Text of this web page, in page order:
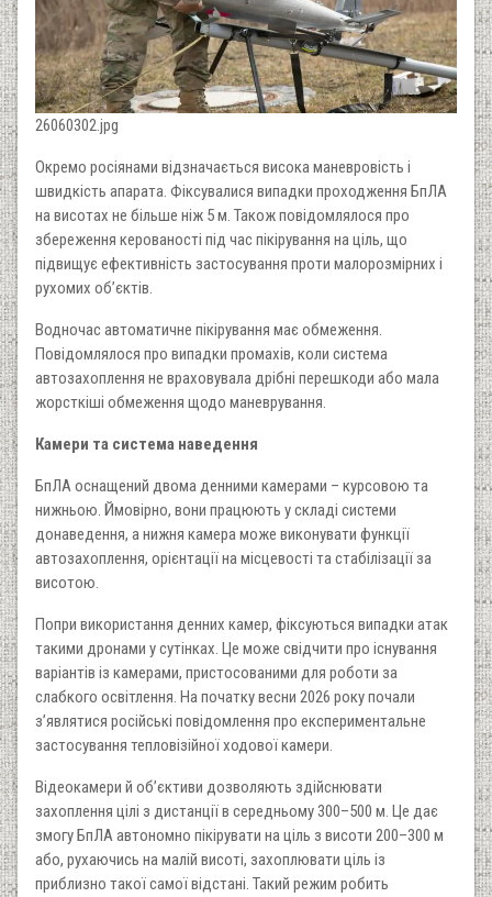
26060302.jpg
Окремо росіянами відзначається висока маневровість і
швидкість апарата. Фіксувалися випадки проходження БпЛА
на висотах не більше ніж 5 м. Також повідомлялося про
збереження керованості під час пікірування на ціль, що
підвищує ефективність застосування проти малорозмірних і
рухомих об’єктів.
Водночас автоматичне пікірування має обмеження.
Повідомлялося про випадки промахів, коли система
автозахоплення не враховувала дрібні перешкоди або мала
жорсткіші обмеження щодо маневрування.
Камери та система наведення
БпЛА оснащений двома денними камерами – курсовою та
нижньою. Ймовірно, вони працюють у складі системи
донаведення, а нижня камера може виконувати функції
автозахоплення, орієнтації на місцевості та стабілізації за
висотою.
Попри використання денних камер, фіксуються випадки атак
такими дронами у сутінках. Це може свідчити про існування
варіантів із камерами, пристосованими для роботи за
слабкого освітлення. На початку весни 2026 року почали
з’являтися російські повідомлення про експериментальне
застосування тепловізійної ходової камери.
Відеокамери й об’єктиви дозволяють здійснювати
захоплення цілі з дистанції в середньому 300–500 м. Це дає
змогу БпЛА автономно пікірувати на ціль з висоти 200–300 м
або, рухаючись на малій висоті, захоплювати ціль із
приблизно такої самої відстані. Такий режим робить